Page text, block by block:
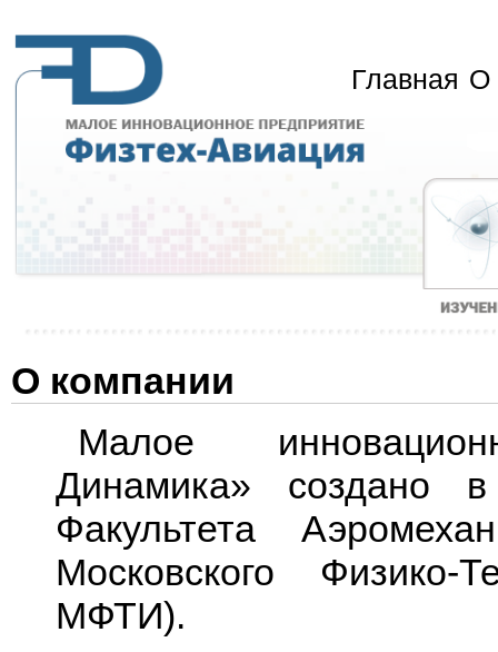
Главная О
О компании
Малое
Динамика» создано
Факультета
Московского Физико-
МФТИ).